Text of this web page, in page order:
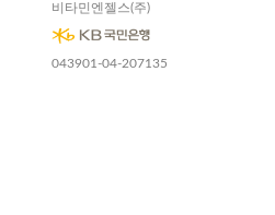
비타민엔젤스(주)
043901-04-207135